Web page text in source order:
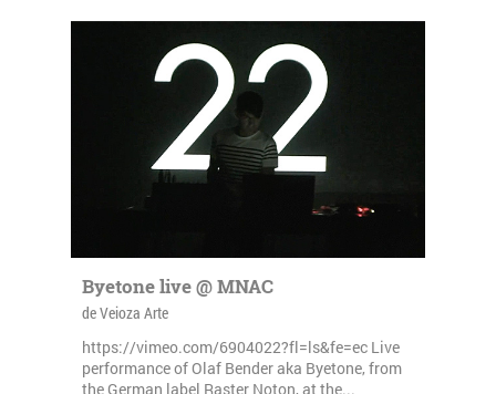
Byetone live @ MNAC
de Veioza Arte
https://vimeo.com/6904022?fl=ls&fe=ec Live
performance of Olaf Bender aka Byetone, from
the German label Raster Noton, at the...